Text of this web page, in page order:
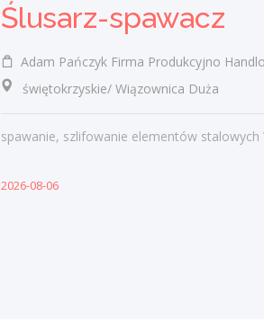
admin-
Ślusarz-spawacz
Adam Pańczyk Firma Produkcyjno Handlowo Usługowa
świętokrzyskie/ Wiązownica Duża
spawanie, szlifowanie elementów stalowych
2026-08-06